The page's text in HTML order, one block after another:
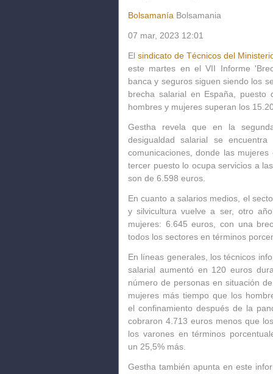
Bolsamanía Bolsamania
07 mar, 2023 12:01
El sindicato de Técnicos del
este martes en elVII Informe
banca y seguros siguen siendo los
brecha salarial en España,
hombres y mujeres superan los
Gestha revela que en la
desigualdad salarial se
comunicaciones , donde las
tercer puesto lo ocupa servicios a
son de 6.598 euros.
En cuanto asalarios medios , el
y silvicultura vuelve a ser, otro
mujeres: 6.645 euros , con una
todos los sectores en términos
En líneas generales, lostécnicos
salarial aumentó en 120 euros
número de personas en situación
mujeres más tiempo que los
el confinamiento después de la
cobraron 4.713 euros menosque
los varones entérminos
un 25,5% más.
Gestha también apunta en este